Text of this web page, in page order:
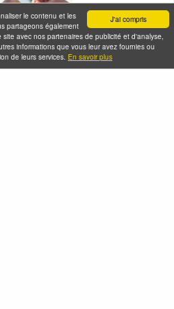
J'ai compris
le contenu et les
partageons également
avec nos partenaires de publicité et d'analyse,
informations que vous leur avez fournies ou
de leurs services. En savoir plus